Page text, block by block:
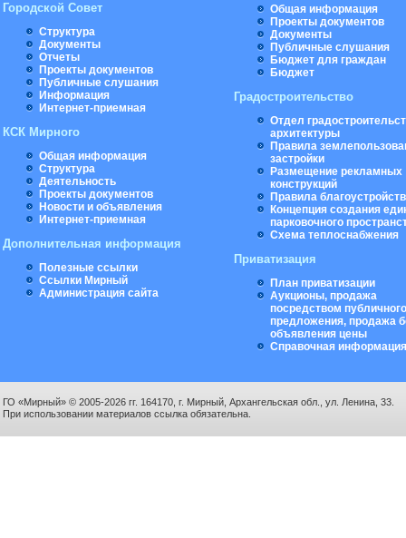
Городской Совет
Структура
Документы
Отчеты
Проекты документов
Публичные слушания
Информация
Интернет-приемная
КСК Мирного
Общая информация
Структура
Деятельность
Проекты документов
Новости и объявления
Интернет-приемная
Дополнительная информация
Полезные ссылки
Ссылки Мирный
Администрация сайта
Общая информация
Проекты документов
Документы
Публичные слушания
Бюджет для граждан
Бюджет
Градостроительство
Отдел
архитектуры
Правила
застройки
Размещение рекламных
конструкций
Правила
Концепция создания
парковочного
Схема теплоснабжения
Приватизация
План приватизации
Аукционы, продажа
посредством публичного
предложения, продажа
объявления цены
Справочная информация
ГО «Мирный» © 2005-2026 гг. 164170, г. Мирный, Архангельская обл., ул. Ленина, 33.
При использовании материалов ссылка обязательна.